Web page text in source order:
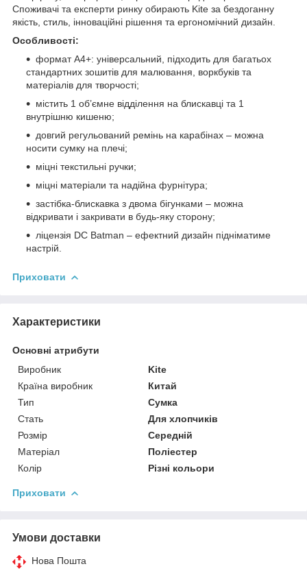
Споживачі та експерти ринку обирають Kite за бездоганну
якість, стиль, інноваційні рішення та ергономічний дизайн.
Особливості:
формат А4+: універсальний, підходить для багатьох
стандартних зошитів для малювання, воркбуків та
матеріалів для творчості;
містить 1 об’ємне відділення на блискавці та 1
внутрішню кишеню;
довгий регульований ремінь на карабінах – можна
носити сумку на плечі;
міцні текстильні ручки;
міцні матеріали та надійна фурнітура;
застібка-блискавка з двома бігунками – можна
відкривати і закривати в будь-яку сторону;
ліцензія DC Batman – ефектний дизайн підніматиме
настрій.
Приховати
Характеристики
Основні атрибути
Виробник
Kite
Країна виробник
Китай
Тип
Сумка
Стать
Для хлопчиків
Розмір
Середній
Матеріал
Поліестер
Колір
Різні кольори
Приховати
Умови доставки
Нова Пошта